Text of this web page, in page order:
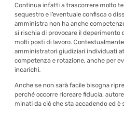
Continua infatti a trascorrere molto
sequestro e l’eventuale confisca o
amministra non ha anche
si rischia di provocare il deperimento
molti posti di lavoro.
amministratori giudiziari individuati
competenza e rotazione, anche per
incarichi.
Anche se non sarà facile bisogna
perché occorre ricreare fiducia,
minati da ciò che sta accadendo ed